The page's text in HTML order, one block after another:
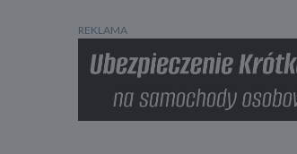
REKLAMA